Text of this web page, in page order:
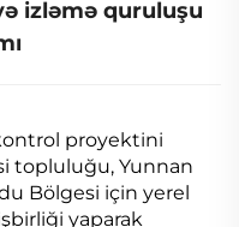
izləmə quruluşu
proyektini
topluluğu, Yunnan
Bölgesi için yerel
yaparak